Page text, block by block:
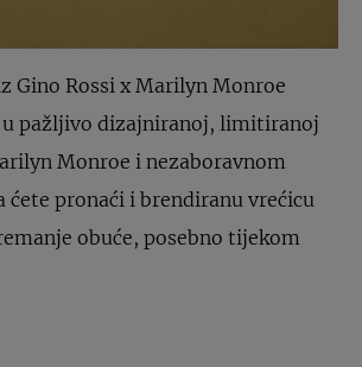
Gino Rossi x Marilyn Monroe
pažljivo dizajniranoj, limitiranoj
Monroe i nezaboravnom
ćete pronaći i brendiranu vrećicu
obuće, posebno tijekom